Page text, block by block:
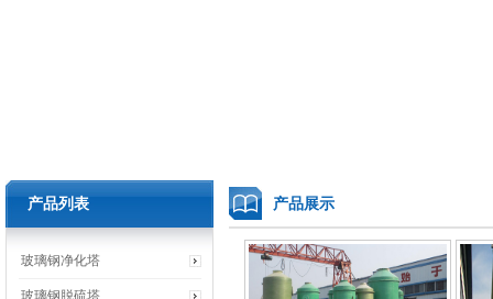
产品列表
玻璃钢净化塔
玻璃钢脱硫塔
产品展示